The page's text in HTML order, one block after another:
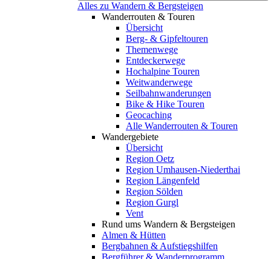
Alles zu Wandern & Bergsteigen
Wanderrouten & Touren
Übersicht
Berg- & Gipfeltouren
Themenwege
Entdeckerwege
Hochalpine Touren
Weitwanderwege
Seilbahnwanderungen
Bike & Hike Touren
Geocaching
Alle Wanderrouten & Touren
Wandergebiete
Übersicht
Region Oetz
Region Umhausen-Niederthai
Region Längenfeld
Region Sölden
Region Gurgl
Vent
Rund ums Wandern & Bergsteigen
Almen & Hütten
Bergbahnen & Aufstiegshilfen
Bergführer & Wanderprogramm